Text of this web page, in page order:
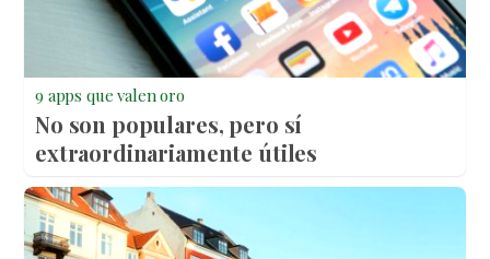
9 apps que valen oro
No son populares, pero sí
extraordinariamente útiles